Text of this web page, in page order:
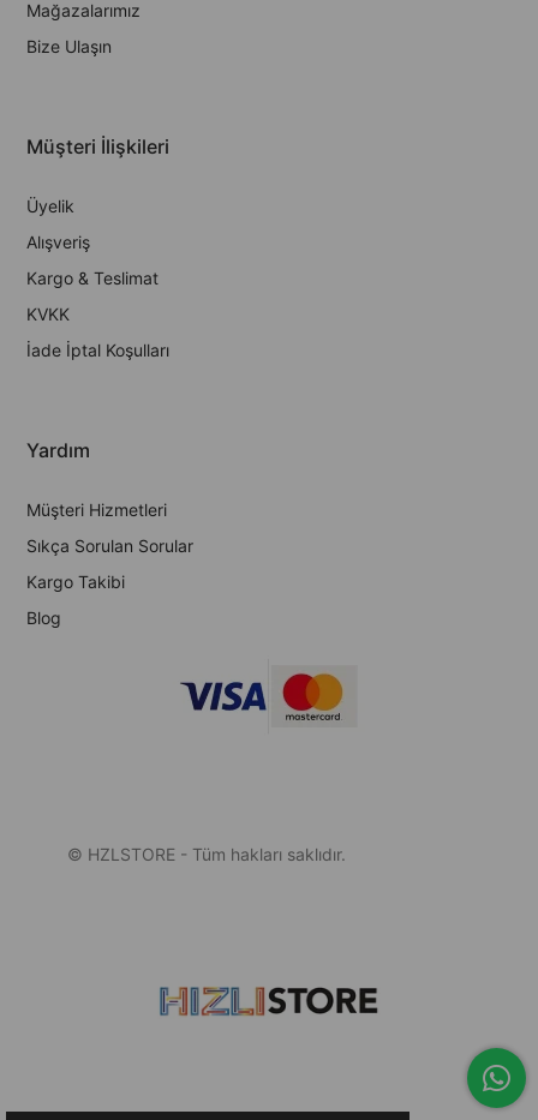
Mağazalarımız
Bize Ulaşın
Müşteri İlişkileri
Üyelik
Alışveriş
Kargo & Teslimat
KVKK
İade İptal Koşulları
Yardım
Müşteri Hizmetleri
Sıkça Sorulan Sorular
Kargo Takibi
Blog
© HZLSTORE - Tüm hakları saklıdır.